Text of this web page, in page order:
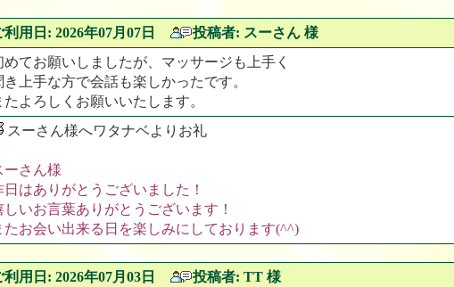
利用日: 2026年07月07日
投稿者: スーさん 様
めてお願いしましたが、マッサージも上手く
き上手な方で会話も楽しかったです。
たよろしくお願いいたします。
スーさん様へワタナベよりお礼
ーさん様
日はありがとうございました！
しいお言葉ありがとうございます！
たお会い出来る日を楽しみにしております(^^)
利用日: 2026年07月03日
投稿者: TT 様